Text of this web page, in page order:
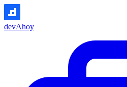
devAhoy